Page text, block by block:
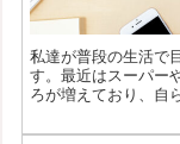
私達が普段の生活で
す。最近はスーパー
ろが増えており、自
すが、この数字は